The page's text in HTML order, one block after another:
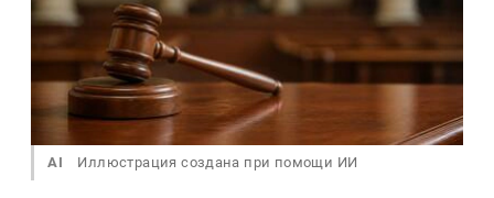
AI Иллюстрация создана при помощи ИИ